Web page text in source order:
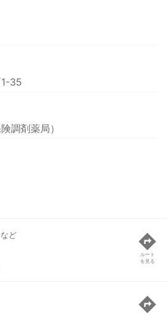
35
調剤薬局）
ど
ルート
を見る